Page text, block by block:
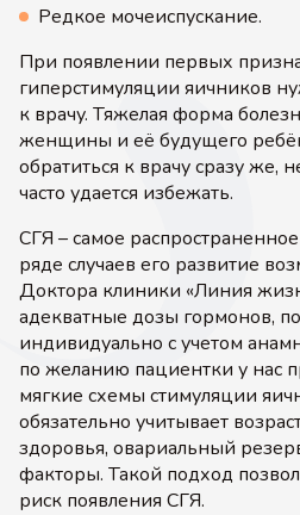
Редкое мочеиспускание.
При появлении первых
гиперстимуляции яичников
к врачу. Тяжелая форма
женщины и её будущего
обратиться к врачу сразу же,
часто удается избежать.
СГЯ – самое
ряде случаев его развитие
Доктора клиники «Линия
адекватные дозы гормонов,
индивидуально с учетом
по желанию пациентки у нас
мягкие схемы стимуляции
обязательно учитывает
здоровья, овариальный
факторы. Такой подход
риск появления СГЯ.